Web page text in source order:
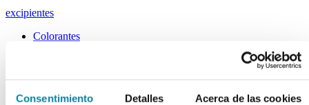
Consentimiento Detalles Acerca de las cookies
excipientes
Colorantes
Siliconas